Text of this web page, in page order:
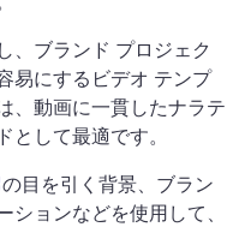
、ブランド プロジェク
易にするビデオ テンプ
、動画に一貫したナラテ
して最適です。
(opens in a new tab)
の目を引く背景、ブラン
ションなどを使用して、